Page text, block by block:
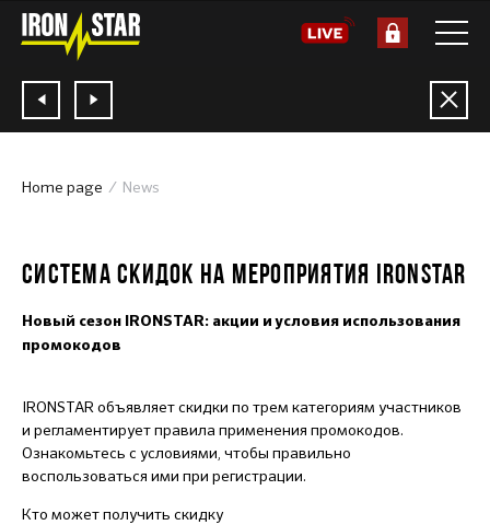
Home page News
СИСТЕМА СКИДОК НА МЕРОПРИЯТИЯ IRONSTAR
Новый сезон IRONSTAR: акции и условия использования
промокодов
IRONSTAR объявляет скидки по трем категориям участников
и регламентирует правила применения промокодов.
Ознакомьтесь с условиями, чтобы правильно
воспользоваться ими при регистрации.
Кто может получить скидку